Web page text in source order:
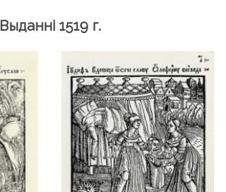
Выданні 1519 г.